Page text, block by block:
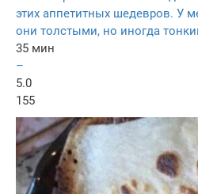
этих аппетитных шедевров. У
они толстыми, но иногда
35 мин
–
5.0
155